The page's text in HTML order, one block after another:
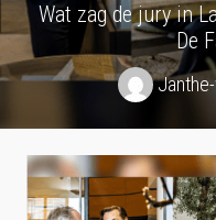
Wat zag de jury in
De
Janthe-